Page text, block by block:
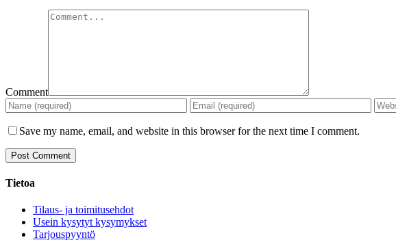
Comment
Save my name, email, and website in this browser for the next time I comment.
Tietoa
Tilaus- ja toimitusehdot
Usein kysytyt kysymykset
Tarjouspyyntö